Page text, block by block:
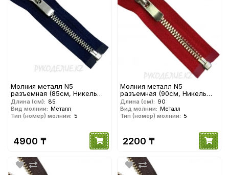
Молния металл N5
разъемная (85см, Никель
глянец) YKK
Длина (см): 85
Вид молнии: Металл
Тип (номер) молнии: 5
4900 ₸
Молния металл N5
разъемная (90см, Никель
глянец) YKK
Длина (см): 90
Вид молнии: Металл
Тип (номер) молнии: 5
2200 ₸